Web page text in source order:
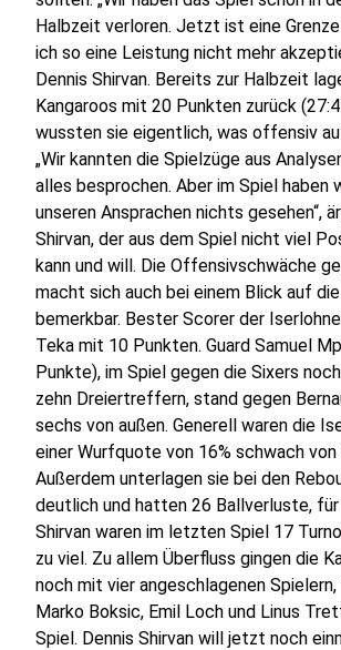
Halbzeit verloren. Jetzt ist eine
ich so eine Leistung nicht mehr
Dennis Shirvan. Bereits zur Halbzeit
Kangaroos mit 20 Punkten zurück
wussten sie eigentlich, was offensiv
„Wir kannten die Spielzüge aus
alles besprochen. Aber im Spiel haben
unseren Ansprachen nichts gesehen“,
Shirvan, der aus dem Spiel nicht viel
kann und will. Die Offensivschwäche
macht sich auch bei einem Blick auf
bemerkbar. Bester Scorer der
Teka mit 10 Punkten. Guard Samuel
Punkte), im Spiel gegen die Sixers
zehn Dreiertreffern, stand gegen
sechs von außen. Generell waren die
einer Wurfquote von 16% schwach von
Außerdem unterlagen sie bei den
deutlich und hatten 26 Ballverluste,
Shirvan waren im letzten Spiel 17
zu viel. Zu allem Überfluss gingen die
noch mit vier angeschlagenen
Marko Boksic, Emil Loch und Linus
Spiel. Dennis Shirvan will jetzt noch